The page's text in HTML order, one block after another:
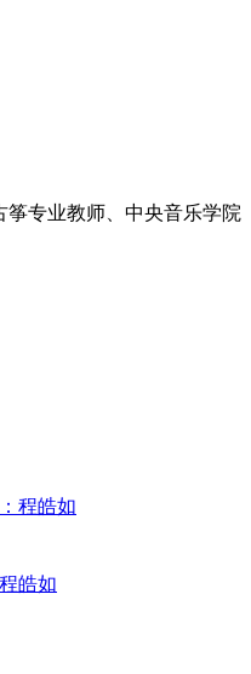
专业教师、中央音乐学院
程皓如
皓如